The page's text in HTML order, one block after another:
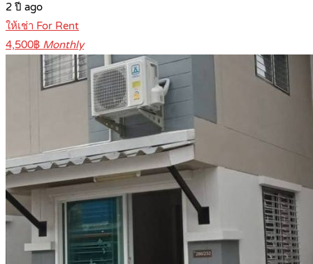
2 ปี ago
ให้เช่า For Rent
4,500฿ Monthly